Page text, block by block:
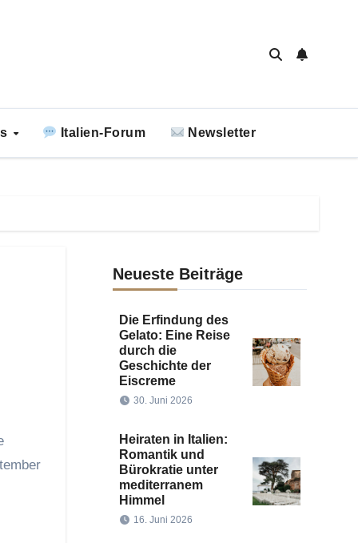
Italien-Forum Newsletter
Neueste Beiträge
Die Erfindung des
Gelato: Eine Reise
durch die
Geschichte der
Eiscreme
30. Juni 2026
Heiraten in Italien:
Romantik und
Bürokratie unter
mediterranem
Himmel
16. Juni 2026